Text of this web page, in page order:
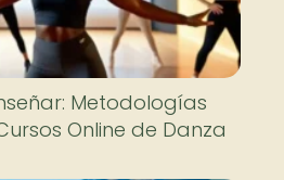
Metodologías
Online de Danza